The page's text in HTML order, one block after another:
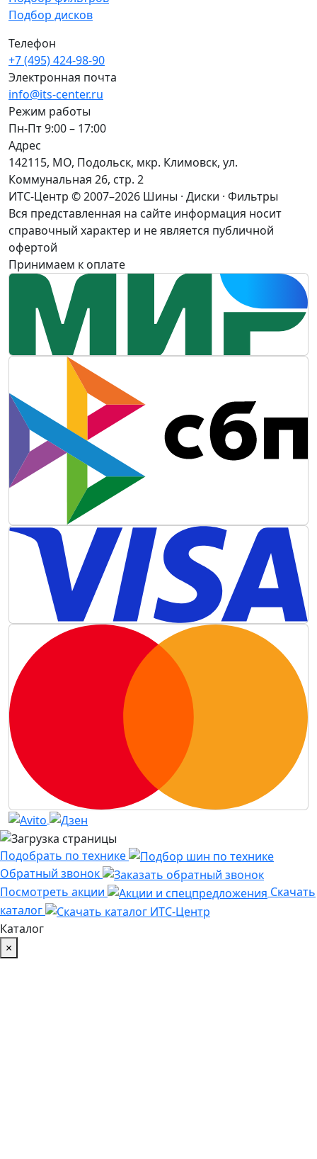
Подбор дисков
Телефон
+7 (495) 424-98-90
Электронная почта
info@its-center.ru
Режим работы
Пн-Пт 9:00 – 17:00
Адрес
142115, МО, Подольск, мкр. Климовск, ул.
Коммунальная 26, стр. 2
ИТС-Центр © 2007–2026 Шины · Диски · Фильтры
Вся представленная на сайте информация носит
справочный характер и не является публичной
офертой
Принимаем к оплате
Подобрать по технике
Обратный звонок
Посмотреть акции
Скачать
каталог
Каталог
×